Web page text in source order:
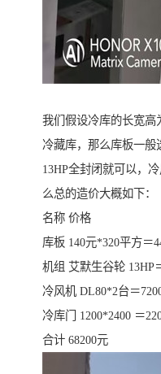
我们假设冷库的长宽高
冷藏库，那么库板一般
13HP全封闭就可以，
么总的造价大概如下：
名称 价格
库板 140元*320平方＝
机组 艾默生谷轮 13HP
冷风机 DL80*2台＝
冷库门 1200*2400 ＝
合计 68200元